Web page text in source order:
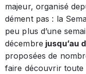
majeur, organisé
dément pas : la
peu plus d’une
décembre jusqu’au
proposées de
faire découvrir toute